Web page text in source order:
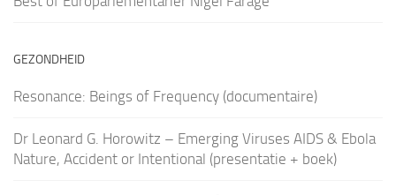
GEZONDHEID
Resonance: Beings of Frequency (documentaire)
Dr Leonard G. Horowitz – Emerging Viruses AIDS & Ebola
Nature, Accident or Intentional (presentatie + boek)